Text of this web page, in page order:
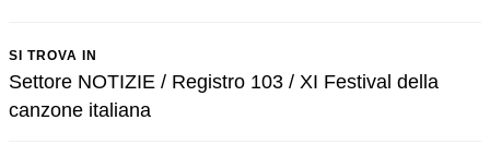
SI TROVA IN
Settore NOTIZIE / Registro 103 / XI Festival della
canzone italiana